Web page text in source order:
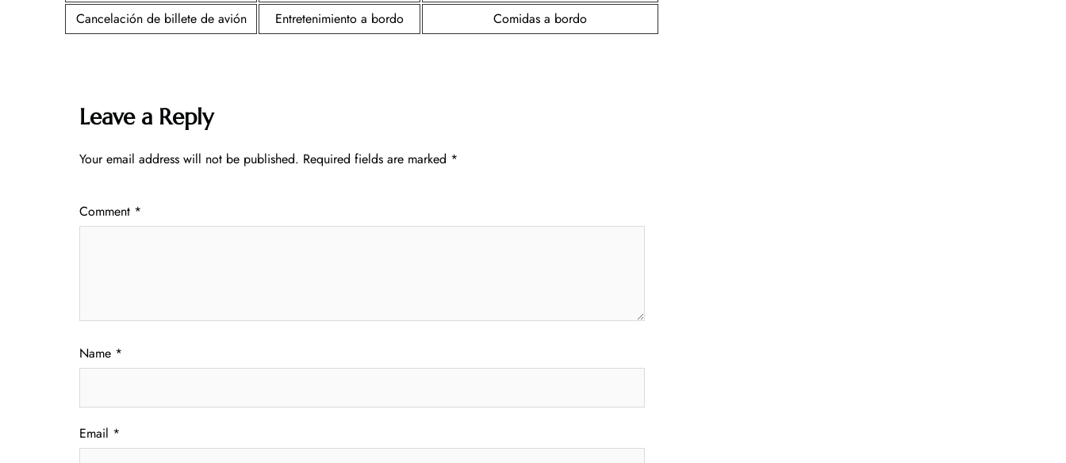
Cancelación de billete de avión
Entretenimiento a bordo Comidas a bordo
Leave a Reply
Your email address will not be published. Required fields are marked *
Comment *
Name *
Email *